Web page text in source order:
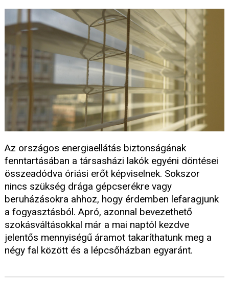
Az országos energiaellátás biztonságának
fenntartásában a társasházi lakók egyéni döntései
összeadódva óriási erőt képviselnek. Sokszor
nincs szükség drága gépcserékre vagy
beruházásokra ahhoz, hogy érdemben lefaragjunk
a fogyasztásból. Apró, azonnal bevezethető
szokásváltásokkal már a mai naptól kezdve
jelentős mennyiségű áramot takaríthatunk meg a
négy fal között és a lépcsőházban egyaránt.